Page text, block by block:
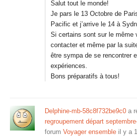
Salut tout le monde!
Je pars le 13 Octobre de
Pacific et j’arrive le 14 à
Si certains sont sur le même
contacter et même par la
être sympa de se rencontrer
expériences.
Bons préparatifs à tous!
Delphine-mb-58c8f732be9c0 a
regroupement départ
forum Voyager ensemble il y a